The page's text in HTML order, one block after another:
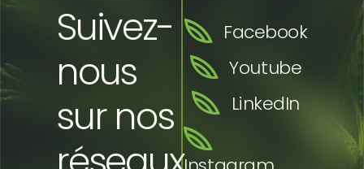
Suivez-
nous
sur nos
Facebook
Youtube
LinkedIn